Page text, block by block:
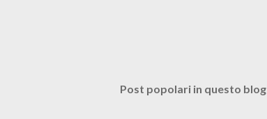
Post popolari in questo blog